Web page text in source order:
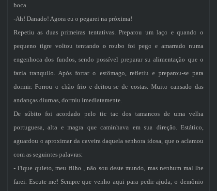
boca.
-Ah! Danado! Agora eu o pegarei na próxima!
Repetiu as duas primeiras tentativas. Preparou um laço e quando o
pequeno tigre voltou tentando o roubo foi pego e amarrado numa
engenhoca dos fundos, sendo possível preparar su alimentação que o
fazia tranquilo. Após forrar o estômago, refletiu e preparou-se para
dormir. Forrou o chão frio e deitou-se de costas. Muito cansado das
andanças diurnas, dormiu imediatamente.
De súbito foi acordado pelo tic tac dos tamancos de uma velha
portuguesa, alta e magra que caminhava em sua direção. Estático,
aguardou o aproximar da caveira daquela senhora idosa, que o aclamou
com as seguintes palavras:
- Fique quieto, meu filho , não sou deste mundo, mas nenhum mal lhe
farei. Escute-me! Sempre que venho aqui para pedir ajuda, o demônio